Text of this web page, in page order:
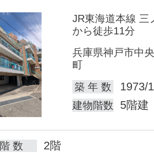
JR東海道本線 三
から徒歩11分
兵庫県神戸市中
町
築 年 数
1973/
建物階数 5階建
階 数 2階